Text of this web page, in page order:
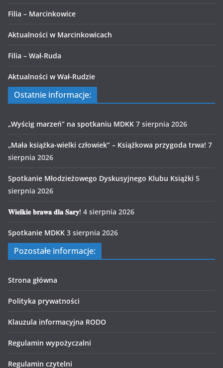
Filia – Marcinkowice
Aktualności w Marcinkowicach
Filia – Wał-Ruda
Aktualności w Wał-Rudzie
Ostatnie informacje:
„Wyścig marzeń” na spotkaniu MDKK 7 sierpnia 2026
„Mała książka-wielki człowiek” – Książkowa przygoda trwa! 7
sierpnia 2026
Spotkanie Młodzieżowego Dyskusyjnego Klubu Książki 5
sierpnia 2026
𝐖𝐢𝐞𝐥𝐤𝐢𝐞 𝐛𝐫𝐚𝐰𝐚 𝐝𝐥𝐚 𝐒𝐚𝐫𝐲! 4 sierpnia 2026
Spotkanie MDKK 3 sierpnia 2026
Pozostałe informacje:
Strona główna
Polityka prywatności
Klauzula informacyjna RODO
Regulamin wypożyczalni
Regulamin czytelni